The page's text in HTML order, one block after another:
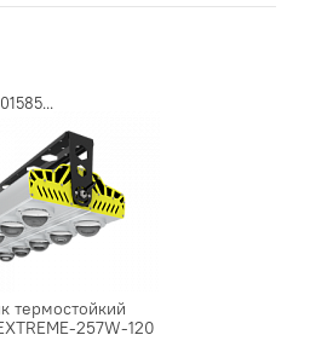
термостойкий
257W-120